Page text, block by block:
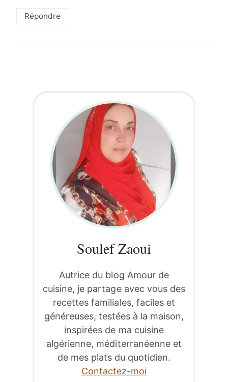
Répondre
Soulef Zaoui
Autrice du blog Amour de
cuisine, je partage avec vous des
recettes familiales, faciles et
généreuses, testées à la maison,
inspirées de ma cuisine
algérienne, méditerranéenne et
de mes plats du quotidien.
Contactez-moi